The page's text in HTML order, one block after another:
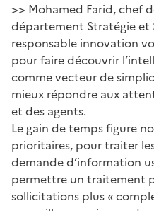
>> Mohamed Farid, chef
département Stratégie et
responsable innovation
pour faire découvrir
comme vecteur de
mieux répondre aux
et des agents.
Le gain de temps figure
prioritaires, pour traiter
demande d’information
permettre un traitement
sollicitations plus «